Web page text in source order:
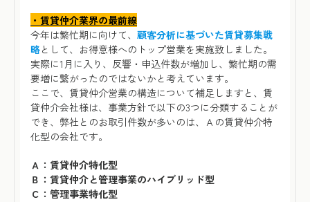
・賃貸仲介業界の最前線
今年は繁忙期に向けて、 顧客分析に基づいた賃貸募集戦
略として、お得意様へのトップ営業を実施致しました。
実際に1月に入り、反響・申込件数が増加し、繁忙期の需
要増に繋がったのではないかと考えています。
ここで、賃貸仲介営業の構造について補足しますと、賃
貸仲介会社様は、事業方針で以下の3つに分類することが
でき、弊社とのお取引件数が多いのは、Ａの賃貸仲介特
化型の会社です。
Ａ：賃貸仲介特化型
Ｂ：賃貸仲介と管理事業のハイブリッド型
Ｃ：管理事業特化型